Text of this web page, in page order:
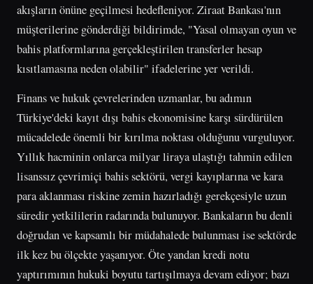
akışların önüne geçilmesi hedefleniyor. Ziraat Bankası'nın
müşterilerine gönderdiği bildirimde, "Yasal olmayan oyun ve
bahis platformlarına gerçekleştirilen transferler hesap
kısıtlamasına neden olabilir" ifadelerine yer verildi.
Finans ve hukuk çevrelerinden uzmanlar, bu adımın
Türkiye'deki kayıt dışı bahis ekonomisine karşı sürdürülen
mücadelede önemli bir kırılma noktası olduğunu vurguluyor.
Yıllık hacminin onlarca milyar liraya ulaştığı tahmin edilen
lisanssız çevrimiçi bahis sektörü, vergi kayıplarına ve kara
para aklanması riskine zemin hazırladığı gerekçesiyle uzun
süredir yetkililerin radarında bulunuyor. Bankaların bu denli
doğrudan ve kapsamlı bir müdahalede bulunması ise sektörde
ilk kez bu ölçekte yaşanıyor. Öte yandan kredi notu
yaptırımının hukuki boyutu tartışılmaya devam ediyor; bazı